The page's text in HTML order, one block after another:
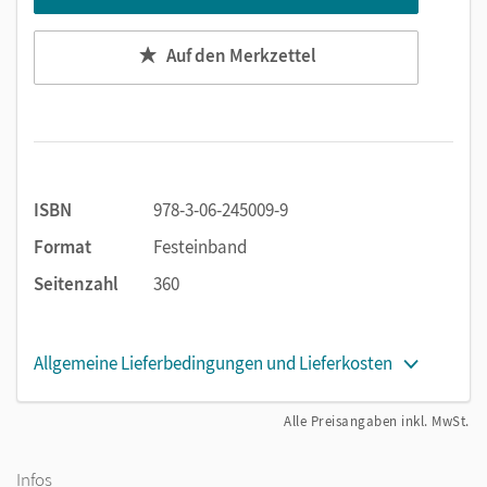
Wähle-aus-Sonderseiten mit niveau- und
neigungsspezifischen Materialien zu einer
Fragestellung. Lern-Tipps zur Aufgabenlösung
Die SonderseitenKompetenzen prüfen
und Übungen.
Über Webcodes stehen Selbstdiagnosebogen bereit.
Auf den Merkzettel
ISBN
978-3-06-245009-9
Format
Festeinband
Seitenzahl
360
Allgemeine Lieferbedingungen und Lieferkosten
Alle Preisangaben inkl. MwSt.
Infos